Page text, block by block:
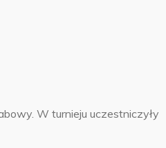
W turnieju uczestniczyły